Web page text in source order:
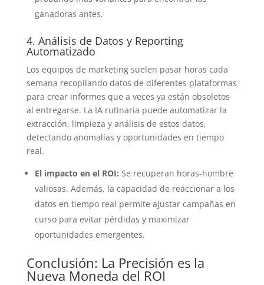
ganadoras antes.
4. Análisis de Datos y Reporting
Automatizado
Los equipos de marketing suelen pasar horas cada
semana recopilando datos de diferentes plataformas
para crear informes que a veces ya están obsoletos
al entregarse. La IA rutinaria puede automatizar la
extracción, limpieza y análisis de estos datos,
detectando anomalías y oportunidades en tiempo
real.
El impacto en el ROI: Se recuperan horas-hombre
valiosas. Además, la capacidad de reaccionar a los
datos en tiempo real permite ajustar campañas en
curso para evitar pérdidas y maximizar
oportunidades emergentes.
Conclusión: La Precisión es la
Nueva Moneda del ROI